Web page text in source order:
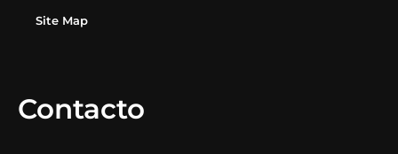
Site Map
Contacto